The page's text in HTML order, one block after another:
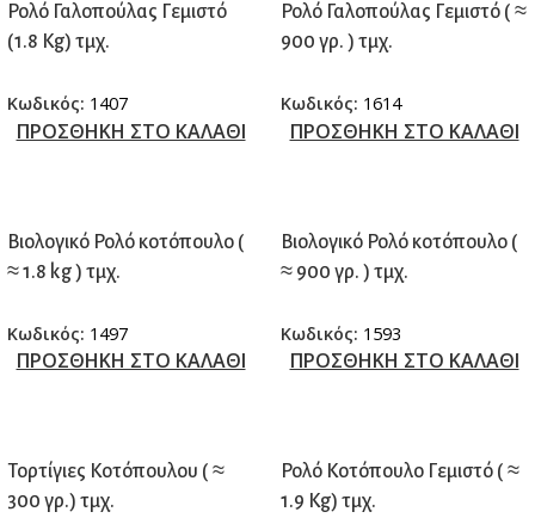
Ρολό Γαλοπούλας Γεμιστό
(1.8 Kg) τμχ.
Κωδικός: 1407
ΠΡΟΣΘΗΚΗ ΣΤΟ ΚΑΛΑΘΙ
Ρολό Γαλοπούλας Γεμιστό ( ≈
900 γρ. ) τμχ.
Κωδικός: 1614
ΠΡΟΣΘΗΚΗ ΣΤΟ ΚΑΛΑΘΙ
Βιολογικό Ρολό κοτόπουλο (
≈ 1.8 kg ) τμχ.
Κωδικός: 1497
ΠΡΟΣΘΗΚΗ ΣΤΟ ΚΑΛΑΘΙ
Βιολογικό Ρολό κοτόπουλο (
≈ 900 γρ. ) τμχ.
Κωδικός: 1593
ΠΡΟΣΘΗΚΗ ΣΤΟ ΚΑΛΑΘΙ
Τορτίγιες Κοτόπουλου ( ≈
300 γρ.) τμχ.
Ρολό Κοτόπουλο Γεμιστό ( ≈
1.9 Kg) τμχ.